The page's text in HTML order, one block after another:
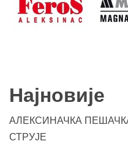
Најновије
АЛЕКСИНАЧКА
СТРУЈЕ